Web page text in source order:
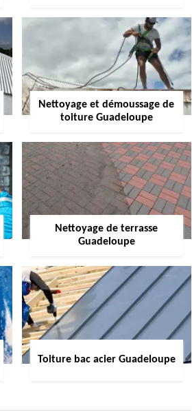
Nettoyage et démoussage de
toiture Guadeloupe
Nettoyage de terrasse
Guadeloupe
Toiture bac acier Guadeloupe